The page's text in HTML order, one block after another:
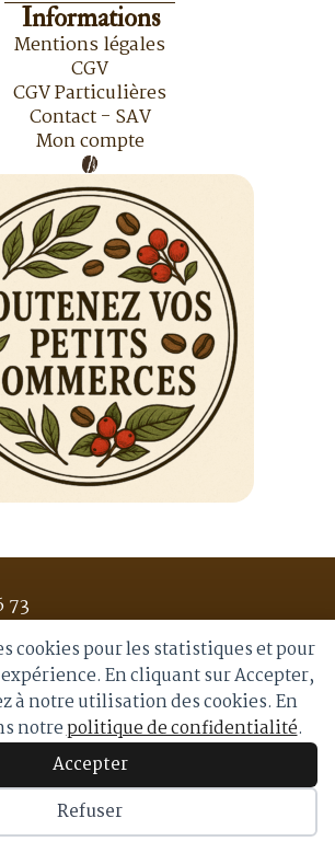
Informations
Mentions légales
CGV
CGV Particulières
Contact - SAV
Mon compte
73
Pierre 84400 APT
Moka. Tous droits réservés
cookies pour les statistiques et pour
En cliquant sur Accepter,
à notre utilisation des cookies. En
notrepolitique de confidentialité.
Accepter
Refuser